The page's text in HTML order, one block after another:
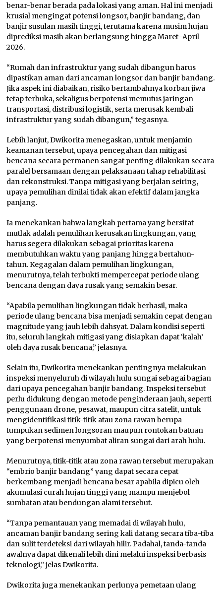
benar-benar berada pada lokasi yang aman. Hal ini menjadi
krusial mengingat potensi longsor, banjir bandang, dan
banjir susulan masih tinggi, terutama karena musim hujan
diprediksi masih akan berlangsung hingga Maret–April
2026.
“Rumah dan infrastruktur yang sudah dibangun harus
dipastikan aman dari ancaman longsor dan banjir bandang.
Jika aspek ini diabaikan, risiko bertambahnya korban jiwa
tetap terbuka, sekaligus berpotensi memutus jaringan
transportasi, distribusi logistik, serta merusak kembali
infrastruktur yang sudah dibangun,” tegasnya.
Lebih lanjut, Dwikorita menegaskan, untuk menjamin
keamanan tersebut, upaya pencegahan dan mitigasi
bencana secara permanen sangat penting dilakukan secara
paralel bersamaan dengan pelaksanaan tahap rehabilitasi
dan rekonstruksi. Tanpa mitigasi yang berjalan seiring,
upaya pemulihan dinilai tidak akan efektif dalam jangka
panjang.
Ia menekankan bahwa langkah pertama yang bersifat
mutlak adalah pemulihan kerusakan lingkungan, yang
harus segera dilakukan sebagai prioritas karena
membutuhkan waktu yang panjang hingga bertahun-
tahun. Kegagalan dalam pemulihan lingkungan,
menurutnya, telah terbukti mempercepat periode ulang
bencana dengan daya rusak yang semakin besar.
“Apabila pemulihan lingkungan tidak berhasil, maka
periode ulang bencana bisa menjadi semakin cepat dengan
magnitude yang jauh lebih dahsyat. Dalam kondisi seperti
itu, seluruh langkah mitigasi yang disiapkan dapat ‘kalah’
oleh daya rusak bencana,” jelasnya.
Selain itu, Dwikorita menekankan pentingnya melakukan
inspeksi menyeluruh di wilayah hulu sungai sebagai bagian
dari upaya pencegahan banjir bandang. Inspeksi tersebut
perlu didukung dengan metode penginderaan jauh, seperti
penggunaan drone, pesawat, maupun citra satelit, untuk
mengidentifikasi titik-titik atau zona rawan berupa
tumpukan sedimen longsoran maupun rontokan batuan
yang berpotensi menyumbat aliran sungai dari arah hulu.
Menurutnya, titik-titik atau zona rawan tersebut merupakan
“embrio banjir bandang” yang dapat secara cepat
berkembang menjadi bencana besar apabila dipicu oleh
akumulasi curah hujan tinggi yang mampu menjebol
sumbatan atau bendungan alami tersebut.
“Tanpa pemantauan yang memadai di wilayah hulu,
ancaman banjir bandang sering kali datang secara tiba-tiba
dan sulit terdeteksi dari wilayah hilir. Padahal, tanda-tanda
awalnya dapat dikenali lebih dini melalui inspeksi berbasis
teknologi,” jelas Dwikorita.
Dwikorita juga menekankan perlunya pemetaan ulang